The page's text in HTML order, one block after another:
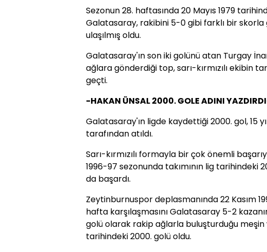
Sezonun 28. haftasında 20 Mayıs 1979
Galatasaray, rakibini 5-0 gibi farklı bir skorla
ulaşılmış oldu.
Galatasaray'ın son iki golünü atan Turgay
ağlara gönderdiği top, sarı-kırmızılı ekibin
geçti.
-HAKAN ÜNSAL 2000. GOLE ADINI
Galatasaray'ın ligde kaydettiği 2000. gol, 15
tarafından atıldı.
Sarı-kırmızılı formayla bir çok önemli
1996-97 sezonunda takımının lig tarihindeki
da başardı.
Zeytinburnuspor deplasmanında 22 Kasım
hafta karşılaşmasını Galatasaray 5-2
golü olarak rakip ağlarla buluşturduğu
tarihindeki 2000. golü oldu.